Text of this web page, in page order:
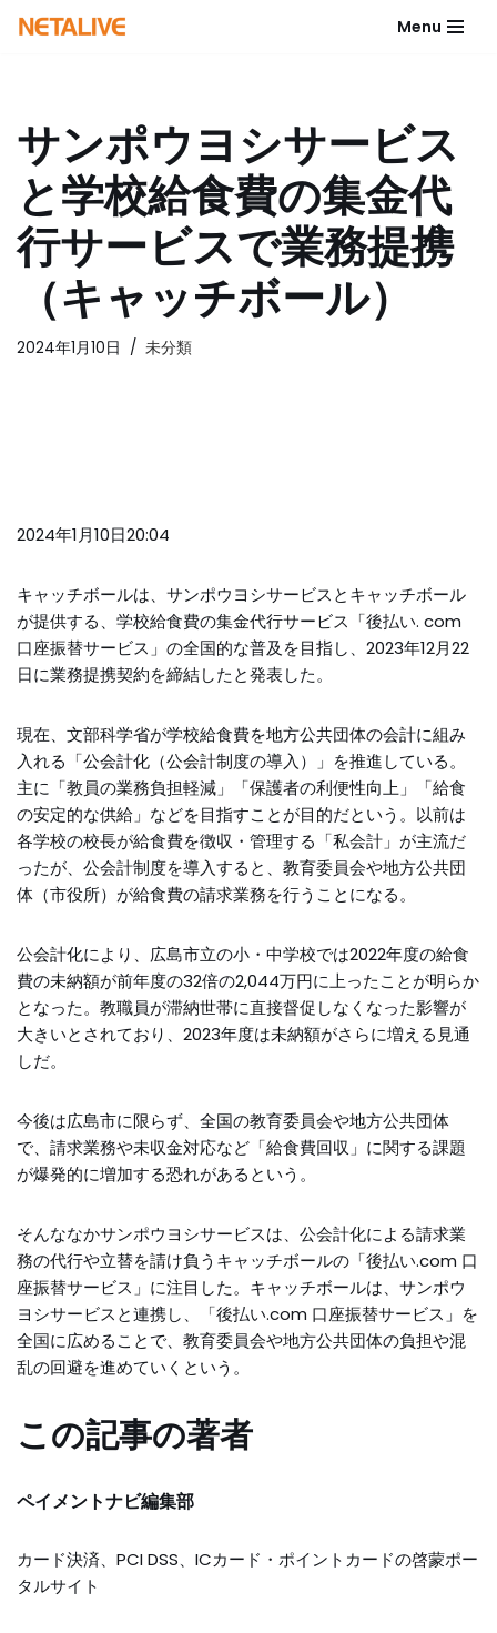
ン
ツ
へ
ス
キ
ッ
Menu
サンポウヨシサービス
と学校給食費の集金代
行サービスで業務提携
（キャッチボール）
2024年1月10日 未分類
2024年1月10日20:04
キャッチボールは、サンポウヨシサービスとキャッチボール
が提供する、学校給食費の集金代行サービス「後払い. com
口座振替サービス」の全国的な普及を目指し、2023年12月22
日に業務提携契約を締結したと発表した。
現在、文部科学省が学校給食費を地方公共団体の会計に組み
入れる「公会計化（公会計制度の導入）」を推進している。
主に「教員の業務負担軽減」「保護者の利便性向上」「給食
の安定的な供給」などを目指すことが目的だという。以前は
各学校の校長が給食費を徴収・管理する「私会計」が主流だ
ったが、公会計制度を導入すると、教育委員会や地方公共団
体（市役所）が給食費の請求業務を行うことになる。
公会計化により、広島市立の小・中学校では2022年度の給食
費の未納額が前年度の32倍の2,044万円に上ったことが明らか
となった。教職員が滞納世帯に直接督促しなくなった影響が
大きいとされており、2023年度は未納額がさらに増える見通
しだ。
今後は広島市に限らず、全国の教育委員会や地方公共団体
で、請求業務や未収金対応など「給食費回収」に関する課題
が爆発的に増加する恐れがあるという。
そんななかサンポウヨシサービスは、公会計化による請求業
務の代行や立替を請け負うキャッチボールの「後払い.com 口
座振替サービス」に注目した。キャッチボールは、サンポウ
ヨシサービスと連携し、「後払い.com 口座振替サービス」を
全国に広めることで、教育委員会や地方公共団体の負担や混
乱の回避を進めていくという。
この記事の著者
ペイメントナビ編集部
カード決済、PCI DSS、ICカード・ポイントカードの啓蒙ポー
タルサイト